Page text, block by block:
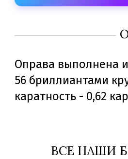
Оправа выполнена
56 бриллиантами
каратность - 0,62
ВСЕ НАШИ